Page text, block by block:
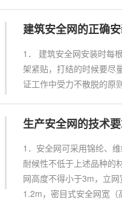
建筑安全网的正确
1． 建筑安全网安装时每
架紧贴，打结的时候要尽
证工作中受力不散脱的原
生产安全网的技术
1．安全网可采用锦纶、
耐候性不低于上述品种的
网高度不得小于3m，立
1.2m，密目式安全网宽（